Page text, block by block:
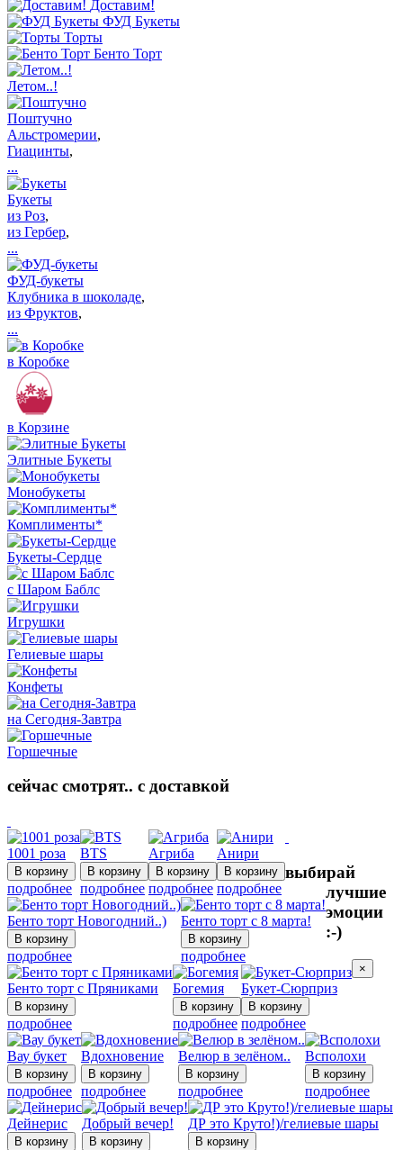
Доставим!
ФУД Букеты
Торты
Бенто Торт
Летом..!
Поштучно
Альстромерии,
Гиацинты,
...
Букеты
из Роз,
из Гербер,
...
ФУД-букеты
Клубника в шоколаде,
из Фруктов,
...
в Коробке
в Корзине
Элитные Букеты
Монобукеты
Комплименты*
Букеты-Сердце
с Шаром Баблс
Игрушки
Гелиевые шары
Конфеты
на Сегодня-Завтра
Горшечные
сейчас смотрят.. с доставкой
1001 роза
подробнее
BTS
подробнее
Агриба
подробнее
Анири
подробнее
Бенто торт Новогодний..)
подробнее
Бенто торт с 8 марта!
подробнее
Бенто торт с Пряниками
подробнее
Богемия
подробнее
Букет-Сюрприз
подробнее
Вау букет
подробнее
Вдохновение
подробнее
Велюр в зелёном..
подробнее
Всполохи
подробнее
Дейнерис Добрый вечер! ДР это Круто!)/гелиевые шары
выбирай
лучшие
эмоции
:-)
×